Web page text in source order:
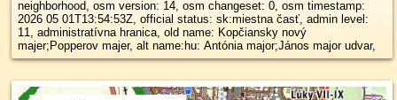
neighborhood, osm version: 14, osm changeset: 0, osm timestamp:
2026 05 01T13:54:53Z, official status: sk:miestna časť, admin level:
11, administratívna hranica, old name: Kopčiansky nový
majer;Popperov majer, alt name:hu: Antónia major;János major udvar,